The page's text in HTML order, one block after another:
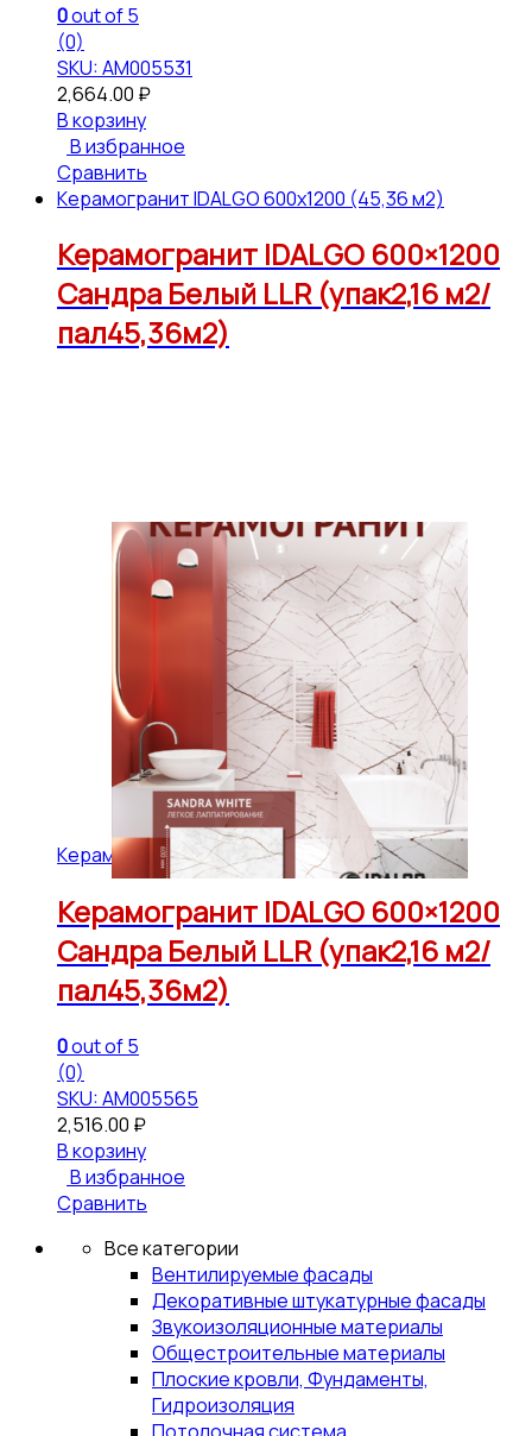
0out of 5
(0)
SKU: АМ005531
2,664.00 ₽
В корзину
В избранное
Сравнить
Керамогранит IDALGO 600x1200 (45,36 м2)
Керамогранит IDALGO 600×1200
Сандра Белый LLR (упак2,16 м2/
пал45,36м2)
Керамогранит IDALGO 600x1200 (45,36 м2)
Керамогранит IDALGO 600×1200
Сандра Белый LLR (упак2,16 м2/
пал45,36м2)
0out of 5
(0)
SKU: АМ005565
2,516.00 ₽
В корзину
В избранное
Сравнить
Все категории
Вентилируемые фасады
Декоративные штукатурные фасады
Звукоизоляционные материалы
Общестроительные материалы
Плоские кровли, Фундаменты,
Гидроизоляция